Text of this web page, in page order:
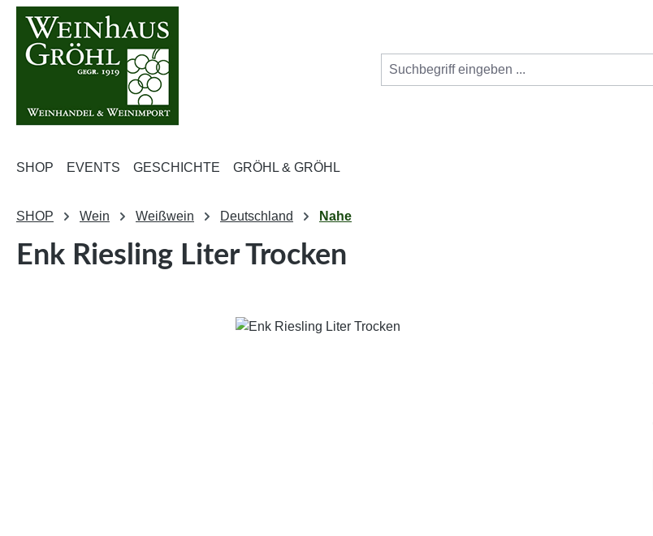
Hauptinhalt springen
Zur Suche springen
Zur Hauptnavigation springen
SHOP EVENTS GESCHICHTE GRÖHL & GRÖHL
SHOP Wein Weißwein Deutschland Nahe
Enk Riesling Liter Trocken